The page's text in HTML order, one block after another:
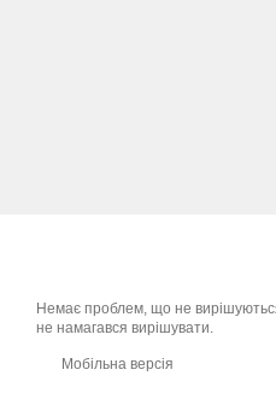
Немає проблем, що не
не намагався вирішувати.
Мобільна версія